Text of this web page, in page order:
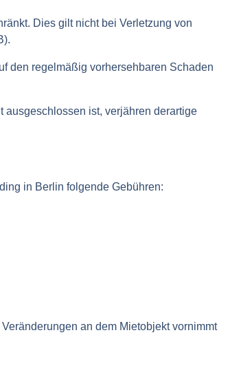
Dies gilt nicht bei Verletzung von
den regelmäßig vorhersehbaren Schaden
ausgeschlossen ist, verjähren derartige
in Berlin folgende Gebühren:
an dem Mietobjekt vornimmt